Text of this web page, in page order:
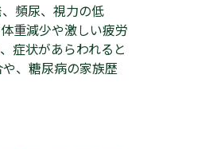
頻尿、視力の低
重減少や激しい疲労
症状があらわれると
、糖尿病の家族歴